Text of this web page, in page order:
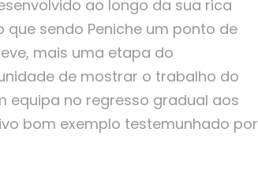
ao longo da sua rica
sendo Peniche um ponto de
mais uma etapa do
de mostrar o trabalho do
equipa no regresso gradual aos
bom exemplo testemunhado por